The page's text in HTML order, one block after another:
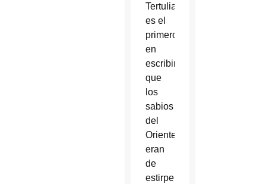
Tertuliano
es el
primero
en
escribir
que
los
sabios
del
Oriente
eran
de
estirpe